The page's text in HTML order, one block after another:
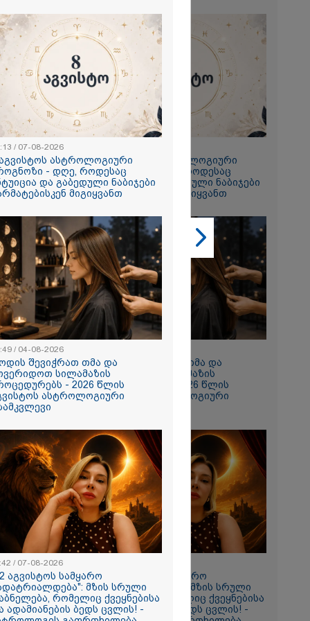
ცოტნესთვის
სახლში
ცხოვრობს
არ არის
- ანა
მიგვაჩნია,
გასვენება
მოხდეს, ეს
ისეთი
უნდა
შფოთვა
- დედა
სიკვდილი"
17 წლის
სადაც
ამოიცნო
8 აგვისტოს ასტროლოგიური
პროგნოზი - დღე, როდესაც
ინტუიცია და გაბედული ნაბიჯები
წარმატებისკენ მიგიყვანთ
როდის შევიჭრათ თმა და
მოვერიდოთ სილამაზის
პროცედურებს - 2026 წლის
აგვისტოს ასტროლოგიური
"12 აგვისტოს სამყარო
გადატრიალდება": მზის სრული
დაბნელება, რომელიც ქვეყნებისა
და ადამიანების ბედს ცვლის! -
/ 07-08-2026
ასტროლოგიური
- დღე, როდესაც
და გაბედული ნაბიჯები
მიგიყვანთ
/ 04-08-2026
შევიჭრათ თმა და
სილამაზის
- 2026 წლის
ასტროლოგიური
/ 07-08-2026
აგვისტოს სამყარო
მზის სრული
რომელიც ქვეყნებისა
ადამიანების ბედს ცვლის! -